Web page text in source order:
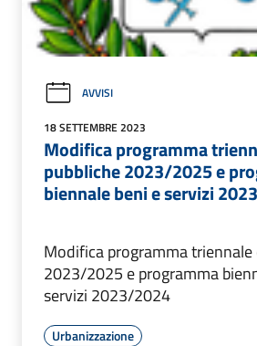
AVVISI
18 SETTEMBRE 2023
Modifica programma
pubbliche 2023/2025 e
biennale beni e servizi
Modifica programma triennale
2023/2025 e programma
servizi 2023/2024
Urbanizzazione